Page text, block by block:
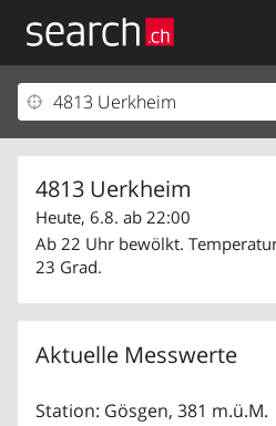
4813 Uerkheim
Heute, 6.8. ab 22:00
Ab 22 Uhr bewölkt.
23 Grad.
Aktuelle Messwerte
Station: Gösgen, 381 m.ü.M.
Ihr Eintrag
Kundencenter Geschäftskunden